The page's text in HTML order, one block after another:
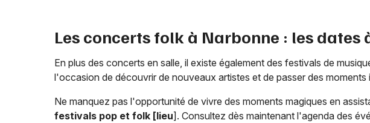
Les concerts folk à Narbonne : les dates
En plus des concerts en salle, il existe également des festivals de
l'occasion de découvrir de nouveaux artistes et de passer des moments
Ne manquez pas l'opportunité de vivre des moments magiques en
festivals pop et folk [lieu]. Consultez dès maintenant l'agenda des